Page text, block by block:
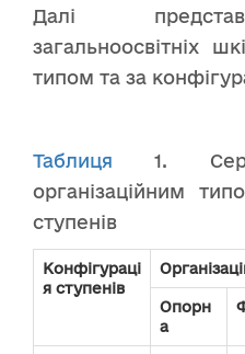
Далі
загальноосвітніх
типом та за
Таблиця1.
організаційним
ступенів
Конфігураці
я ступенів
Опорн
а